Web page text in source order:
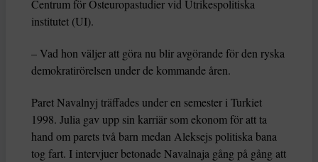
Centrum för Östeuropastudier vid Utrikespolitiska
institutet (UI).
– Vad hon väljer att göra nu blir avgörande för den ryska
demokratirörelsen under de kommande åren.
Paret Navalnyj träffades under en semester i Turkiet
1998. Julia gav upp sin karriär som ekonom för att ta
hand om parets två barn medan Aleksejs politiska bana
tog fart. I intervjuer betonade Navalnaja gång på gång att